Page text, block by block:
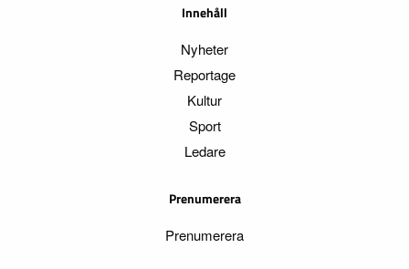
Innehåll
Nyheter
Reportage
Kultur
Sport
Ledare
Prenumerera
Prenumerera